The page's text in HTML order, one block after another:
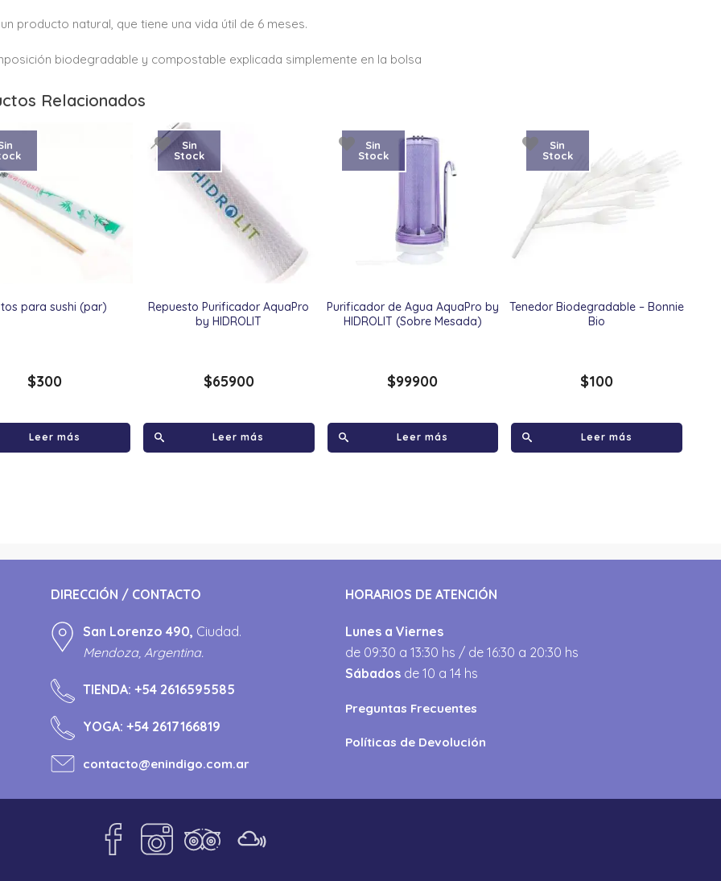
producto natural, que tiene una vida útil de 6 meses.
biodegradable y compostable explicada simplemente en la bolsa
Relacionados
para sushi (par)
$300
Leer más
Repuesto Purificador AquaPro
by HIDROLIT
Sin
Stock
$65900
Leer más
Purificador de Agua AquaPro by
HIDROLIT (Sobre Mesada)
Sin
Stock
$99900
Leer más
Tenedor Biodegradable – Bonnie
Bio
Sin
Stock
$100
Leer más
DIRECCIÓN / CONTACTO
San Lorenzo 490, Ciudad.
Mendoza, Argentina.
TIENDA: +54 2616595585
YOGA: +54 2617166819
contacto@enindigo.com.ar
HORARIOS DE ATENCIÓN
Lunes a Viernes
de 09:30 a 13:30 hs / de 16:30 a 20:30 hs
Sábados de 10 a 14 hs
Preguntas Frecuentes
Políticas de Devolución